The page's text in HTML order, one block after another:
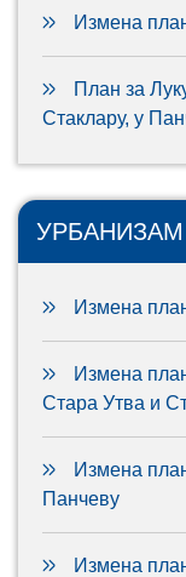
Измена
План за
Стаклару, у
УРБАНИЗАМ
Измена
Измена
Стара Утва и
Измена
Панчеву
Измена